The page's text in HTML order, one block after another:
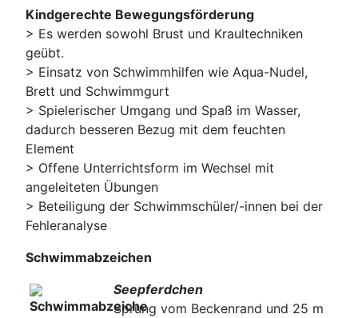
Kindgerechte Bewegungsförderung
> Es werden sowohl Brust und Kraultechniken
geübt.
> Einsatz von Schwimmhilfen wie Aqua-Nudel,
Brett und Schwimmgurt
> Spielerischer Umgang und Spaß im Wasser,
dadurch besseren Bezug mit dem feuchten
Element
> Offene Unterrichtsform im Wechsel mit
angeleiteten Übungen
> Beteiligung der Schwimmschüler/-innen bei der
Fehleranalyse
Schwimmabzeichen
Seepferdchen
Sprung vom Beckenrand und 25 m